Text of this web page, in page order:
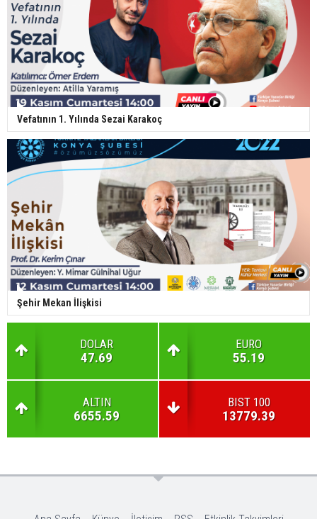
Vefatının 1. Yılında Sezai Karakoç
Şehir Mekan İlişkisi
DOLAR
47.69
EURO
55.19
ALTIN
6655.59
BIST 100
13779.39